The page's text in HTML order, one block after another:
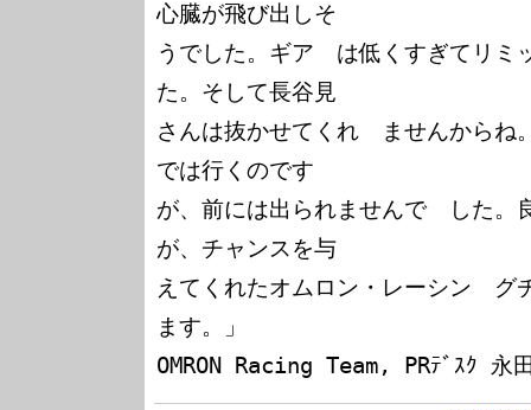
心臓が飛び出しそ
うでした。ギア　は低くすぎてリミ
た。そして長谷見
さんは抜かせてくれ　ませんからね
では行くのです
が、前には出られませんで　した。
が、チャンスを与
えてくれたオムロン・レーシン　グ
ます。」